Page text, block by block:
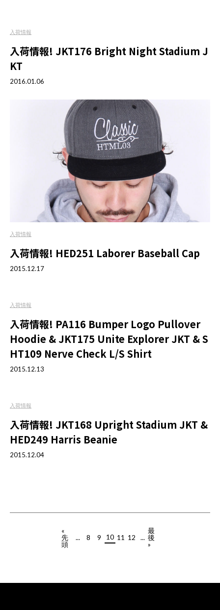
入荷情報
入荷情報! JKT176 Bright Night Stadium J
KT
2016.01.06
入荷情報
入荷情報! HED251 Laborer Baseball Cap
2015.12.17
入荷情報
入荷情報! PA116 Bumper Logo Pullover
Hoodie & JKT175 Unite Explorer JKT & S
HT109 Nerve Check L/S Shirt
2015.12.13
入荷情報
入荷情報! JKT168 Upright Stadium JKT &
HED249 Harris Beanie
2015.12.04
«
先
頭
... 8 9 10 11 12 ...
最
後
»